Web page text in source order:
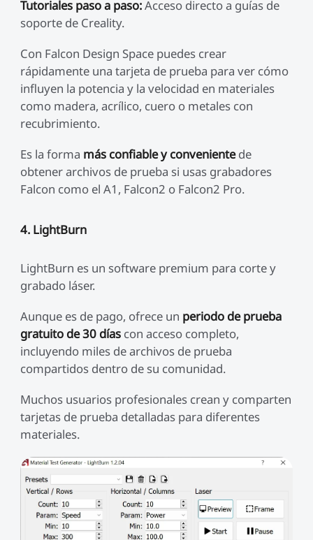
Tutoriales paso a paso:Acceso directo a guías de
soporte de Creality.
Con Falcon Design Space puedes crear
rápidamente una tarjeta de prueba para ver cómo
influyen la potencia y la velocidad en materiales
como madera, acrílico, cuero o metales con
recubrimiento.
Es la forma más confiable y convenientede
obtener archivos de prueba si usas grabadores
Falcon como el A1, Falcon2 o Falcon2 Pro.
4. LightBurn
LightBurn es un software premium para corte y
grabado láser.
Aunque es de pago, ofrece un periodo de prueba
gratuito de 30 díascon acceso completo,
incluyendo miles de archivos de prueba
compartidos dentro de su comunidad.
Muchos usuarios profesionales crean y comparten
tarjetas de prueba detalladas para diferentes
materiales.